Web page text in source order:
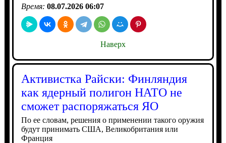
Время: 08.07.2026 06:07
Наверх
Активистка Райски: Финляндия
как ядерный полигон НАТО не
сможет распоряжаться ЯО
По ее словам, решения о применении такого оружия
будут принимать США, Великобритания или
Франция